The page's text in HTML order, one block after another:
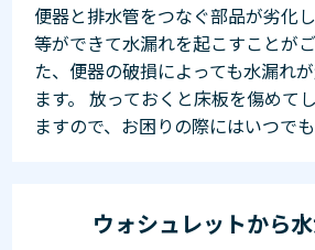
便器と排水管をつなぐ部品が劣化
等ができて水漏れを起こすことが
た、便器の破損によっても水漏れ
ます。 放っておくと床板を傷めて
ますので、お困りの際にはいつで
ウォシュレットから